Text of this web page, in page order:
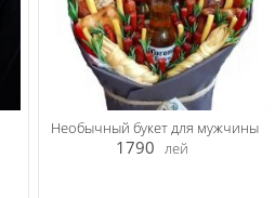
Необычный букет для мужчины
1790 лей